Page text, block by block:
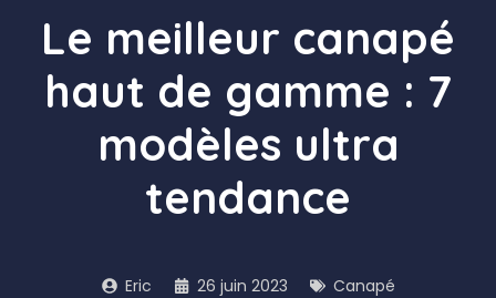
Le meilleur canapé
haut de gamme : 7
modèles ultra
tendance
Eric 26 juin 2023 Canapé